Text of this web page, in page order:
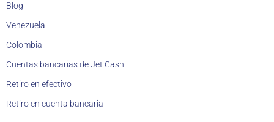
Blog
Venezuela
Colombia
Cuentas bancarias de Jet Cash
Retiro en efectivo
Retiro en cuenta bancaria